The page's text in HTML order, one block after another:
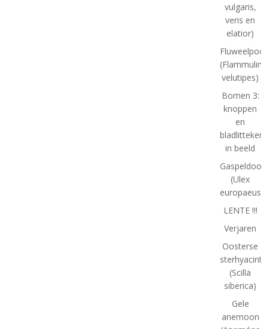
vulgaris,
veris en
elatior)
(Flammulina
velutipes)
Bomen 3:
knoppen
en
in beeld
(Ulex
europaeus)
LENTE !!!
Verjaren
Oosterse
sterhyacint
(Scilla
siberica)
Gele
anemoon